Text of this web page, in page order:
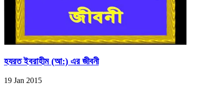
হযরত ইবরাহীম (আ:) এর জীবনী
19 Jan 2015